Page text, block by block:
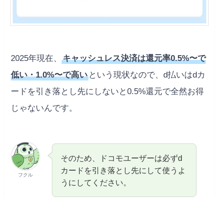
2025年現在、キャッシュレス決済は還元率0.5%〜で
低い・1.0%〜で高い という現状なので、d払いはdカ
ードを引き落とし先にしないと0.5%還元で全然お得
じゃないんです。
フクル
そのため、ドコモユーザーは必ずd
カードを引き落とし先にして使うよ
うにしてください。